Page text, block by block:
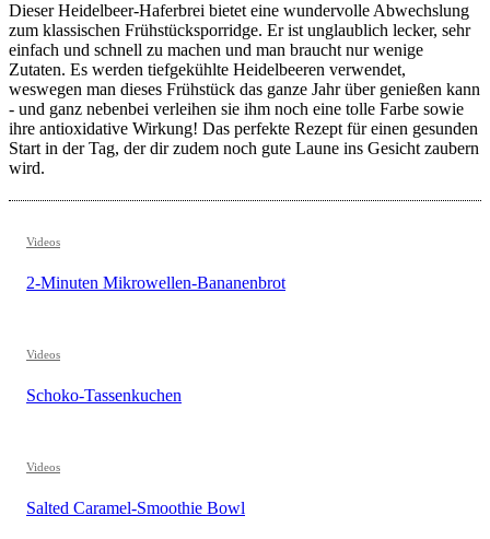
Dieser Heidelbeer-Haferbrei bietet eine wundervolle Abwechslung
zum klassischen Frühstücksporridge. Er ist unglaublich lecker, sehr
einfach und schnell zu machen und man braucht nur wenige
Zutaten. Es werden tiefgekühlte Heidelbeeren verwendet,
weswegen man dieses Frühstück das ganze Jahr über genießen kann
- und ganz nebenbei verleihen sie ihm noch eine tolle Farbe sowie
ihre antioxidative Wirkung! Das perfekte Rezept für einen gesunden
Start in der Tag, der dir zudem noch gute Laune ins Gesicht zaubern
wird.
Videos
2-Minuten Mikrowellen-Bananenbrot
Videos
Schoko-Tassenkuchen
Videos
Salted Caramel-Smoothie Bowl